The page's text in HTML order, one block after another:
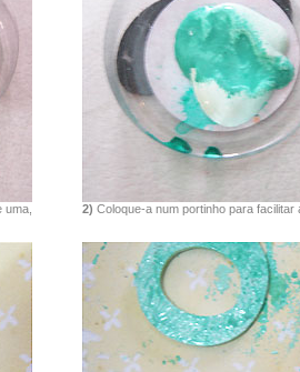
uma,
2) Coloque-a num portinho para facilitar